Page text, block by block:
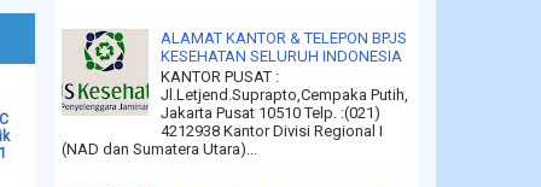
ALAMAT KANTOR & TELEPON BPJS
KESEHATAN SELURUH INDONESIA
KANTOR PUSAT :
Jl.Letjend.Suprapto,Cempaka Putih,
Jakarta Pusat 10510 Telp. :(021)
4212938 Kantor Divisi Regional I
(NAD dan Sumatera Utara)...